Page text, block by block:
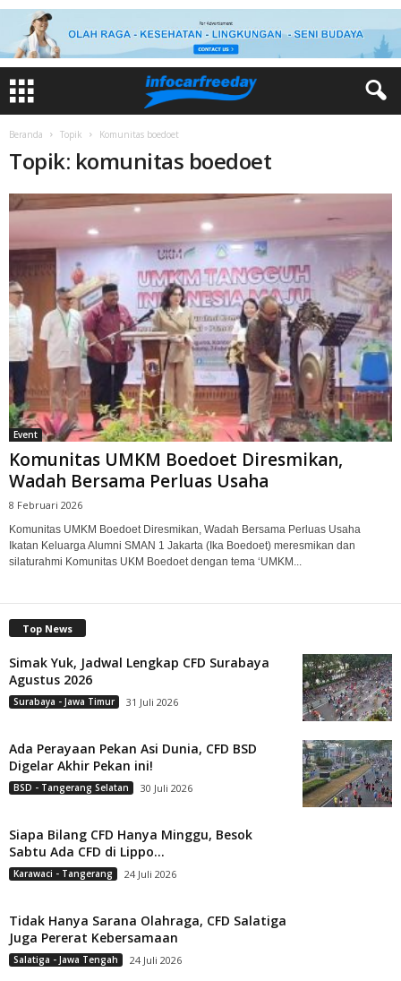
Beranda Topik Komunitas boedoet
Topik: komunitas boedoet
Event
Komunitas UMKM Boedoet Diresmikan,
Wadah Bersama Perluas Usaha
8 Februari 2026
Komunitas UMKM Boedoet Diresmikan, Wadah Bersama Perluas Usaha
Ikatan Keluarga Alumni SMAN 1 Jakarta (Ika Boedoet) meresmikan dan
silaturahmi Komunitas UKM Boedoet dengan tema ‘UMKM...
Top News
Simak Yuk, Jadwal Lengkap CFD Surabaya
Agustus 2026
Surabaya - Jawa Timur 31 Juli 2026
Ada Perayaan Pekan Asi Dunia, CFD BSD
Digelar Akhir Pekan ini!
BSD - Tangerang Selatan 30 Juli 2026
Siapa Bilang CFD Hanya Minggu, Besok
Sabtu Ada CFD di Lippo...
Karawaci - Tangerang 24 Juli 2026
Tidak Hanya Sarana Olahraga, CFD Salatiga
Juga Pererat Kebersamaan
Salatiga - Jawa Tengah 24 Juli 2026